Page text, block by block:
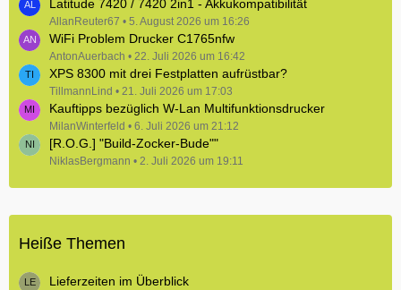
ä
g
e
i
t
r
ä
g
e
Latitude 7420 / 7420 2in1 - Akkukompatibilität
AllanReuter67 5. August 2026 um 16:26
WiFi Problem Drucker C1765nfw
AntonAuerbach 22. Juli 2026 um 16:42
XPS 8300 mit drei Festplatten aufrüstbar?
TillmannLind 21. Juli 2026 um 17:03
Kauftipps bezüglich W-Lan Multifunktionsdrucker
MilanWinterfeld 6. Juli 2026 um 21:12
[R.O.G.] "Build-Zocker-Bude""
NiklasBergmann 2. Juli 2026 um 19:11
Heiße Themen
Lieferzeiten im Überblick